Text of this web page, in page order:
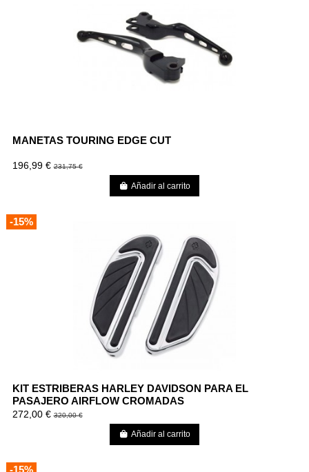
MANETAS TOURING EDGE CUT
196,99 €231,75 €
Añadir al carrito
-15%
KIT ESTRI­BERAS HARLEY DAVIDSON PARA EL
PASAJERO AIRFLOW CROMADAS
272,00 €320,00 €
Añadir al carrito